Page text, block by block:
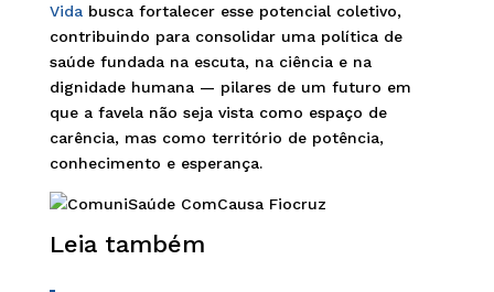
Vidabusca fortalecer esse potencial coletivo,
contribuindo para consolidar uma política de
saúde fundada na escuta, na ciência e na
dignidade humana — pilares de um futuro em
que a favela não seja vista como espaço de
carência, mas como território de potência,
conhecimento e esperança.
Leia também